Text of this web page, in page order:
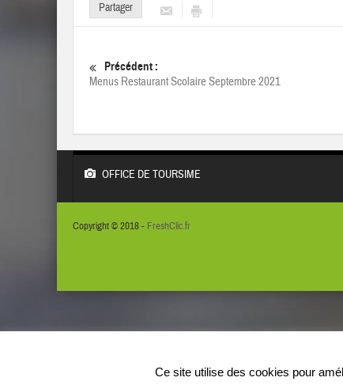
Partager
Précédent :
Menus Restaurant Scolaire Septembre 2021
OFFICE DE TOURSIME
Copyright © 2018 - FreshClic.fr
Ce site utilise des cookies pour